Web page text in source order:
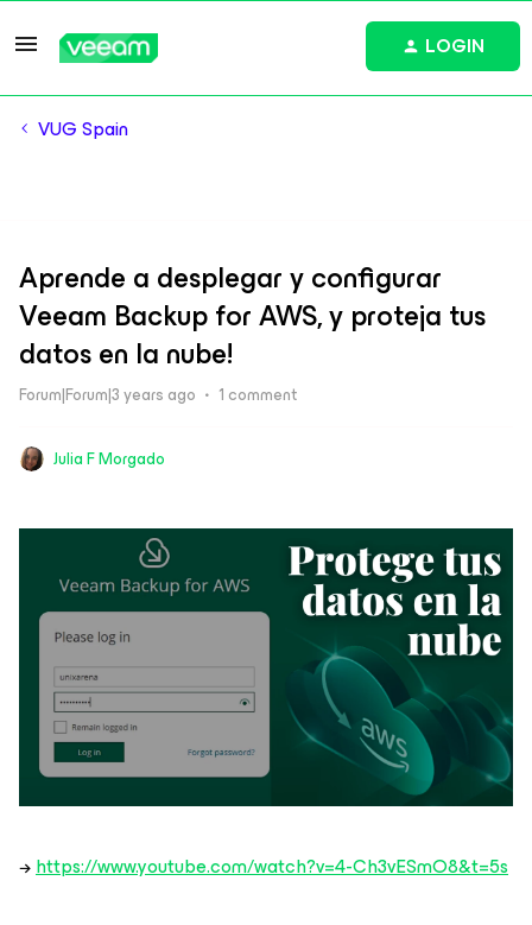
LOGIN
VUG Spain
Aprende a desplegar y configurar
Veeam Backup for AWS, y proteja tus
datos en la nube!
Forum|Forum|3 years ago 1 comment
Julia F Morgado
→https://www.youtube.com/watch?v=4-Ch3vESmO8&t=5s